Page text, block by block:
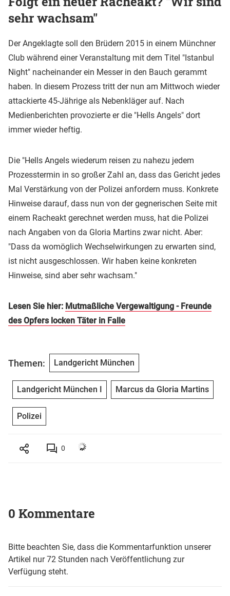
sehr wachsam"
Der Angeklagte soll den Brüdern 2015 in einem Münchner
Club während einer Veranstaltung mit dem Titel "Istanbul
Night" nacheinander ein Messer in den Bauch gerammt
haben. In diesem Prozess tritt der nun am Mittwoch wieder
attackierte 45-Jährige als Nebenkläger auf. Nach
Medienberichten provozierte er die "Hells Angels" dort
immer wieder heftig.
Die "Hells Angels wiederum reisen zu nahezu jedem
Prozesstermin in so großer Zahl an, dass das Gericht jedes
Mal Verstärkung von der Polizei anfordern muss. Konkrete
Hinweise darauf, dass nun von der gegnerischen Seite mit
einem Racheakt gerechnet werden muss, hat die Polizei
nach Angaben von da Gloria Martins zwar nicht. Aber:
"Dass da womöglich Wechselwirkungen zu erwarten sind,
ist nicht ausgeschlossen. Wir haben keine konkreten
Hinweise, sind aber sehr wachsam."
Lesen Sie hier: Mutmaßliche Vergewaltigung - Freunde
des Opfers locken Täter in Falle
Themen: Landgericht München
Landgericht München I Marcus da Gloria Martins
Polizei
0
0 Kommentare
Bitte beachten Sie, dass die Kommentarfunktion unserer
Artikel nur 72 Stunden nach Veröffentlichung zur
Verfügung steht.